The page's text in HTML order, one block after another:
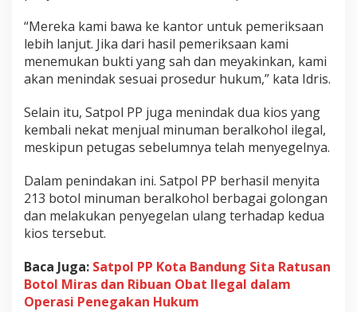
“Mereka kami bawa ke kantor untuk pemeriksaan
lebih lanjut. Jika dari hasil pemeriksaan kami
menemukan bukti yang sah dan meyakinkan, kami
akan menindak sesuai prosedur hukum,” kata Idris.
Selain itu, Satpol PP juga menindak dua kios yang
kembali nekat menjual minuman beralkohol ilegal,
meskipun petugas sebelumnya telah menyegelnya.
Dalam penindakan ini. Satpol PP berhasil menyita
213 botol minuman beralkohol berbagai golongan
dan melakukan penyegelan ulang terhadap kedua
kios tersebut.
Baca Juga: Satpol PP Kota Bandung Sita Ratusan
Botol Miras dan Ribuan Obat Ilegal dalam
Operasi Penegakan Hukum